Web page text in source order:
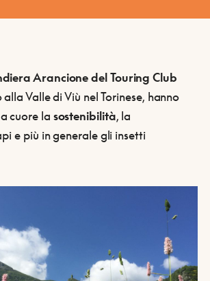
Arancione del Touring Club
Valle di Viù nel Torinese, hanno
cuore la sostenibilità, la
e più in generale gli insetti